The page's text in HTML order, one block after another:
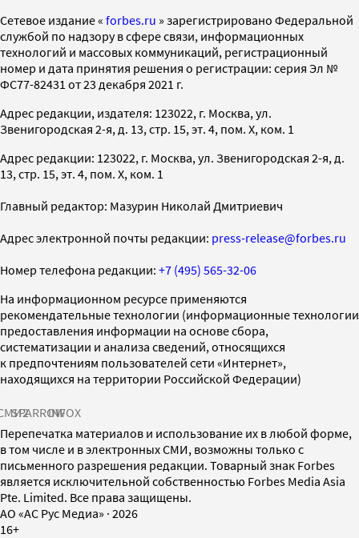
Cетевое издание « forbes.ru » зарегистрировано Федеральной
службой по надзору в сфере связи, информационных
технологий и массовых коммуникаций, регистрационный
номер и дата принятия решения о регистрации: серия Эл №
ФС77-82431 от 23 декабря 2021 г.
Адрес редакции, издателя: 123022, г. Москва, ул.
Звенигородская 2-я, д. 13, стр. 15, эт. 4, пом. X, ком. 1
Адрес редакции: 123022, г. Москва, ул. Звенигородская 2-я, д.
13, стр. 15, эт. 4, пом. X, ком. 1
Главный редактор: Мазурин Николай Дмитриевич
Адрес электронной почты редакции: press-release@forbes.ru
Номер телефона редакции: +7 (495) 565-32-06
На информационном ресурсе применяются
рекомендательные технологии (информационные технологии
предоставления информации на основе сбора,
систематизации и анализа сведений, относящихся
к предпочтениям пользователей сети «Интернет»,
находящихся на территории Российской Федерации)
SPARROWINFOX
Перепечатка материалов и использование их в любой форме,
в том числе и в электронных СМИ, возможны только с
письменного разрешения редакции. Товарный знак Forbes
является исключительной собственностью Forbes Media Asia
Pte. Limited. Все права защищены.
AO «АС Рус Медиа» · 2026
16+